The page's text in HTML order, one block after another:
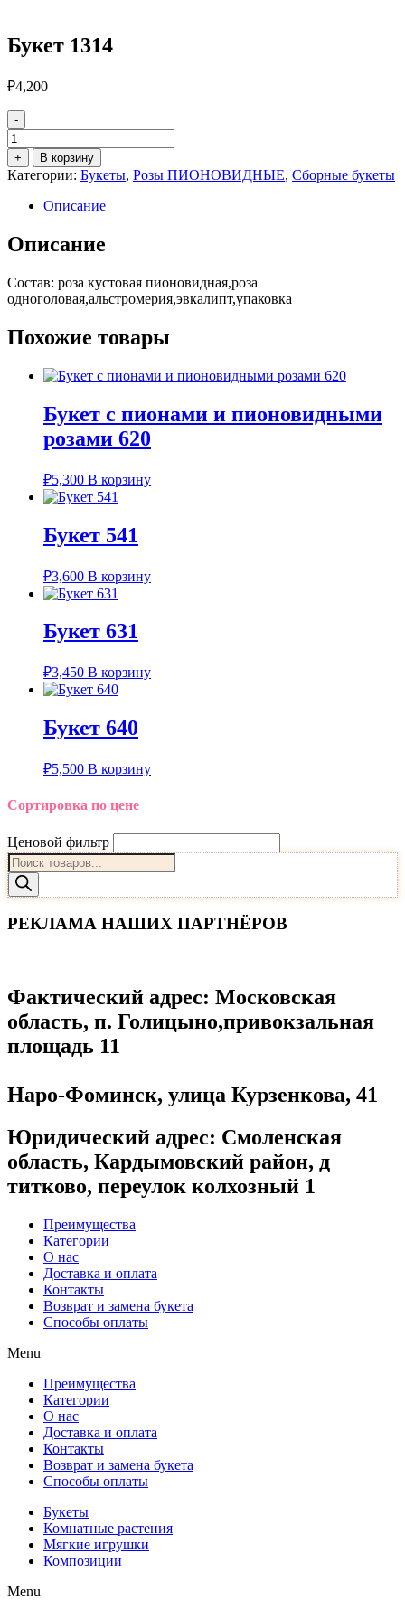
Букет 1314
₽4,200
-
Количество
товара
Букет
1314
+ В корзину
Категории: Букеты, Розы ПИОНОВИДНЫЕ, Сборные букеты
Описание
Описание
Состав: роза кустовая пионовидная,роза
одноголовая,альстромерия,эвкалипт,упаковка
Похожие товары
Букет с пионами и пионовидными
розами 620
₽5,300 В корзину
Букет 541
₽3,600 В корзину
Букет 631
₽3,450 В корзину
Букет 640
₽5,500 В корзину
Сортировка по цене
Ценовой фильтр
Поиск
товаров
РЕКЛАМА НАШИХ ПАРТНЁРОВ
Фактический адрес: Московская
область, п. Голицыно,привокзальная
площадь 11
Наро-Фоминск, улица Курзенкова, 41
Юридический адрес: Смоленская
область, Кардымовский район, д
титково, переулок колхозный 1
Преимущества
Категории
О нас
Доставка и оплата
Контакты
Возврат и замена букета
Способы оплаты
Menu
Преимущества
Категории
О нас
Доставка и оплата
Контакты
Возврат и замена букета
Способы оплаты
Букеты
Комнатные растения
Мягкие игрушки
Композиции
Menu